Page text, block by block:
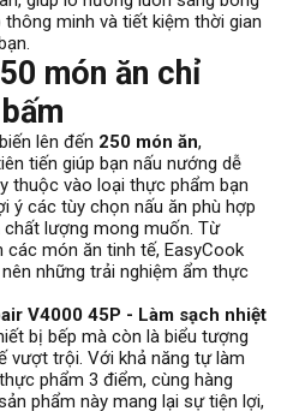
minh và tiết kiệm thời gian
món ăn chỉ
lên đến 250 món ăn,
tiến giúp bạn nấu nướng dễ
thuộc vào loại thực phẩm bạn
ý các tùy chọn nấu ăn phù hợp
lượng mong muốn. Từ
món ăn tinh tế, EasyCook
những trải nghiệm ẩm thực
V4000 45P - Làm sạch nhiệt
bị bếp mà còn là biểu tượng
vượt trội. Với khả năng tự làm
phẩm 3 điểm, cùng hàng
phẩm này mang lại sự tiện lợi,